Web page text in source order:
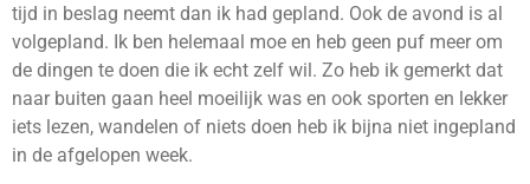
tijd in beslag neemt dan ik had gepland. Ook de avond is al
volgepland. Ik ben helemaal moe en heb geen puf meer om
de dingen te doen die ik echt zelf wil. Zo heb ik gemerkt dat
naar buiten gaan heel moeilijk was en ook sporten en lekker
iets lezen, wandelen of niets doen heb ik bijna niet ingepland
in de afgelopen week.